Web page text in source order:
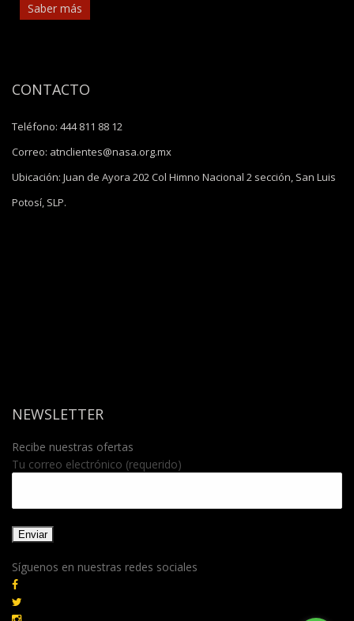
Saber más
CONTACTO
Teléfono: 444 811 88 12
Correo: atnclientes@nasa.org.mx
Ubicación: Juan de Ayora 202 Col Himno Nacional 2 sección, San Luis
Potosí, SLP.
NEWSLETTER
Recibe nuestras ofertas
Tu correo electrónico (requerido)
Síguenos en nuestras redes sociales